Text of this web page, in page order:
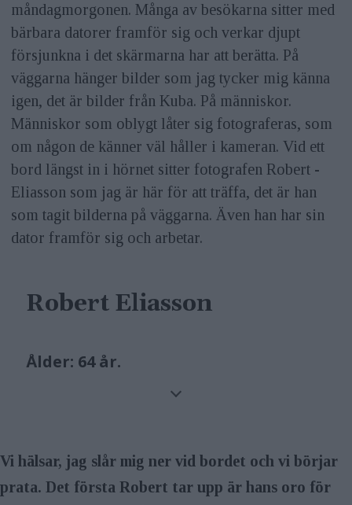
måndagmorgonen. Många av besökarna sitter med
bärbara datorer framför sig och verkar djupt
försjunkna i det skärmarna har att berätta. På
väggarna hänger bilder som jag tycker mig känna
igen, det är bilder från Kuba. På människor.
Människor som oblygt låter sig fotograferas, som
om någon de känner väl håller i kameran. Vid ett
bord längst in i hörnet sitter fotografen Robert ­
Eliasson som jag är här för att träffa, det är han
som tagit bilderna på väggarna. Även han har sin
dator framför sig och arbetar.
Robert Eliasson
Ålder: 64 år.
Utrustning:Leica SL med M-objektiv.
Vi hälsar, jag slår mig ner vid bordet och vi börjar
prata. Det första Robert tar upp är hans oro för